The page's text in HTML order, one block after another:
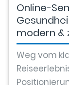
Online-
modern &
Weg vom